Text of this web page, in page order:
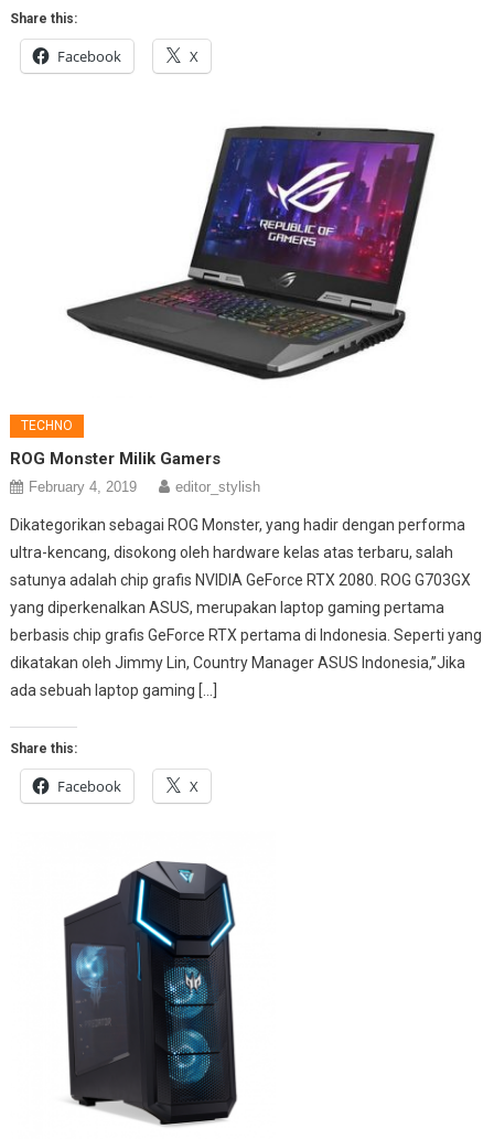
Share this:
Facebook X
TECHNO
ROG Monster Milik Gamers
February 4, 2019 editor_stylish
Dikategorikan sebagai ROG Monster, yang hadir dengan performa
ultra-kencang, disokong oleh hardware kelas atas terbaru, salah
satunya adalah chip grafis NVIDIA GeForce RTX 2080. ROG G703GX
yang diperkenalkan ASUS, merupakan laptop gaming pertama
berbasis chip grafis GeForce RTX pertama di Indonesia. Seperti yang
dikatakan oleh Jimmy Lin, Country Manager ASUS Indonesia,”Jika
ada sebuah laptop gaming […]
Share this:
Facebook X